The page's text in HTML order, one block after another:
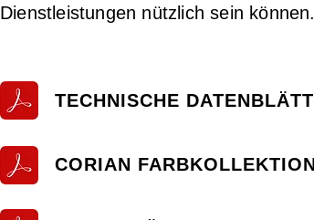
Dienstleistungen nützlich sein können.
TECHNISCHE
CORIAN